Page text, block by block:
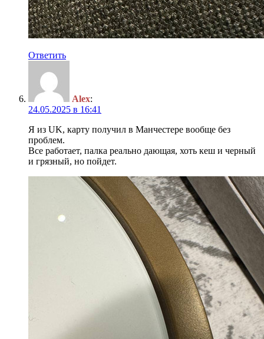
Ответить
Alex:
24.05.2025 в 16:41
Я из UK, карту получил в Манчестере вообще без
проблем.
Все работает, палка реально дающая, хоть кеш и черный
и грязный, но пойдет.